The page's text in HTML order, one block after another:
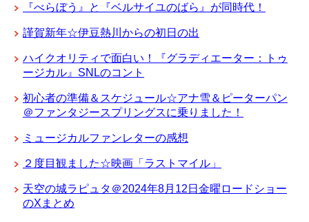
『べらぼう』と『ベルサイユのばら』が同時代！
謹賀新年☆伊豆熱川からの初日の出
ハイクオリティで面白い！『グラディエーター：トゥ
ージカル』SNLのコント
初心者の準備＆スケジュール☆アナ雪＆ピーターパン
＠ファンタジースプリングスに乗りました！
ミュージカルファンレターの感想
２度目観ました☆映画「ラストマイル」
天空の城ラピュタ＠2024年8月12日金曜ロードショー
のXまとめ